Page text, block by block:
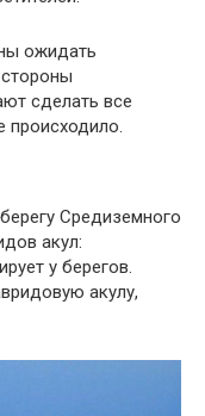
ожидать
сделать все
Средиземного
акул:
у берегов.
акулу,